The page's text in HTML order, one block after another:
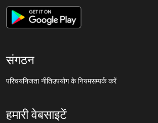
संगठन
परिचयनिजता नीतिउपयोग के नियमसम्पर्क करें
हमारी वेबसाइटें